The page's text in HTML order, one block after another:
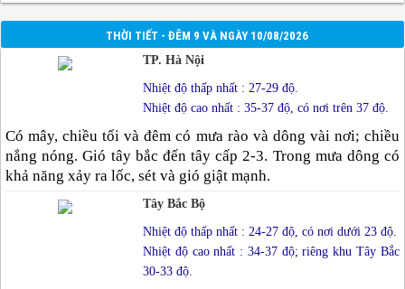
THỜI TIẾT - ĐÊM 9 VÀ NGÀY 10/08/2026
TP. Hà Nội
Nhiệt độ thấp nhất : 27-29 độ.
Nhiệt độ cao nhất : 35-37 độ, có nơi trên 37 độ.
Có mây, chiều tối và đêm có mưa rào và dông vài nơi; chiều
nắng nóng. Gió tây bắc đến tây cấp 2-3. Trong mưa dông có
khả năng xảy ra lốc, sét và gió giật mạnh.
Tây Bắc Bộ
Nhiệt độ thấp nhất : 24-27 độ, có nơi dưới 23 độ.
Nhiệt độ cao nhất : 34-37 độ; riêng khu Tây Bắc
30-33 độ.